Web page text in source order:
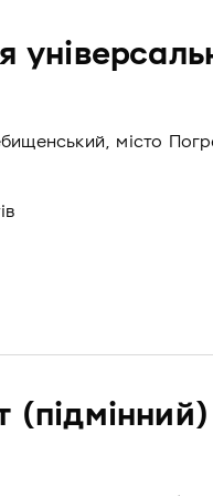
місто
(підмінний)